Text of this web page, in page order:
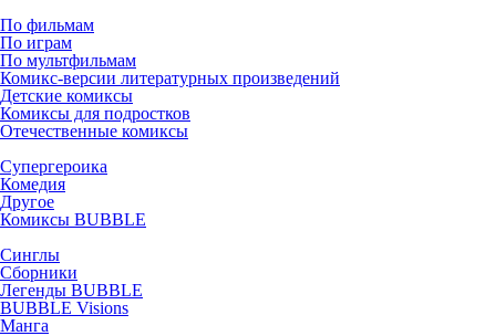
По фильмам
По играм
По мультфильмам
Комикс-версии литературных произведений
Детские комиксы
Комиксы для подростков
Отечественные комиксы
Супергероика
Комедия
Другое
Комиксы BUBBLE
Синглы
Сборники
Легенды BUBBLE
BUBBLE Visions
Манга